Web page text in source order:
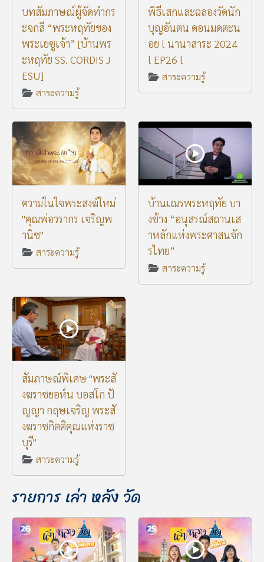
บทสัมภาษณ์ผู้จัดทำกร
ะจกสี “พระหฤทัยของ
พระเยซูเจ้า” [บ้านพร
ะหฤทัย SS. CORDIS J
ESU]
สาระความรู้
พิธีเสกและฉลองวัดนัก
บุญอันตน ดอนมดตะน
อย l นานาสาระ 2024
l EP26 l
สาระความรู้
ความในใจพระสงฆ์ใหม่
"คุณพ่อวรากร เจริญพ
านิช"
สาระความรู้
บ้านเณรพระหฤทัย บา
งช้าง “อนุสรณ์สถานเส
าหลักแห่งพระศาสนจัก
รไทย”
สาระความรู้
สัมภาษณ์พิเศษ "พระสั
งฆราชยอห์น บอสโก ปั
ญญา กฤษเจริญ พระสั
งฆราชกิตติคุณแห่งราช
บุรี"
สาระความรู้
รายการ เล่า หลัง วัด